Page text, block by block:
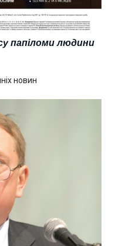
папіломи людини
новин